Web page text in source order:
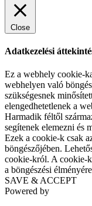
Close
Adatkezelési
Ez a webhely cookie-
webhelyen való
szükségesnek
elengedhetetlenek a
Harmadik féltől
segítenek elemezni és
Ezek a cookie-k csak
böngészőjében.
cookie-król. A cookie-k
a böngészési
SAVE & ACCEPT
Powered by